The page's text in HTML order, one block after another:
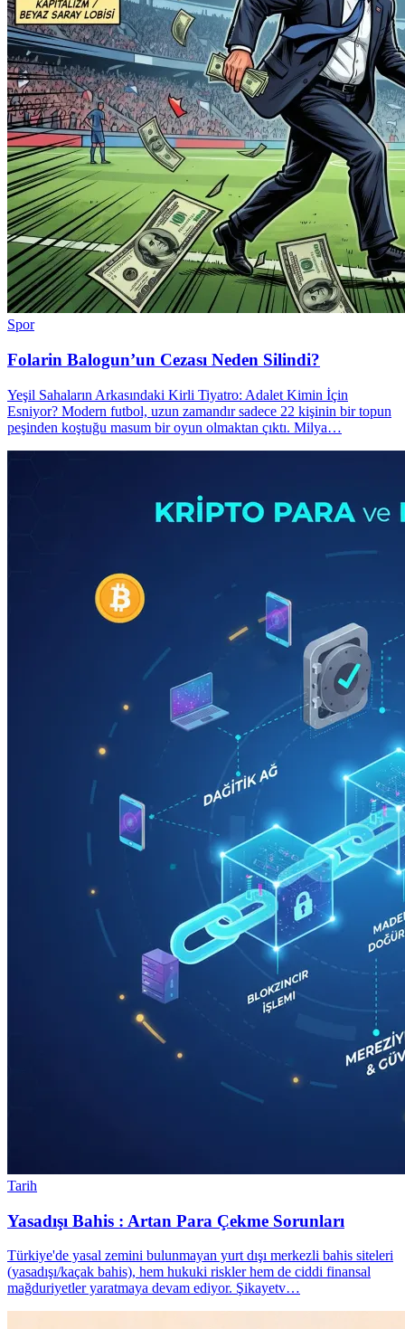
Spor
Folarin Balogun’un Cezası Neden Silindi?
Yeşil Sahaların Arkasındaki Kirli Tiyatro: Adalet Kimin İçin
Esniyor? Modern futbol, uzun zamandır sadece 22 kişinin bir topun
peşinden koştuğu masum bir oyun olmaktan çıktı. Milya…
Tarih
Yasadışı Bahis : Artan Para Çekme Sorunları
Türkiye'de yasal zemini bulunmayan yurt dışı merkezli bahis siteleri
(yasadışı/kaçak bahis), hem hukuki riskler hem de ciddi finansal
mağduriyetler yaratmaya devam ediyor. Şikayetv…